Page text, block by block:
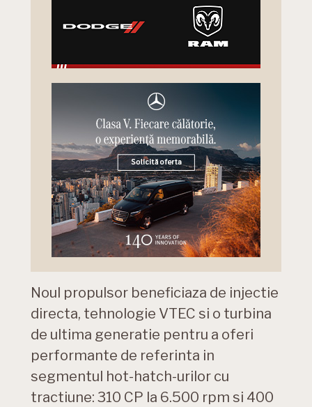
Noul propulsor beneficiaza de injectie
directa, tehnologie VTEC si o turbina
de ultima generatie pentru a oferi
performante de referinta in
segmentul hot-hatch-urilor cu
tractiune: 310 CP la 6.500 rpm si 400